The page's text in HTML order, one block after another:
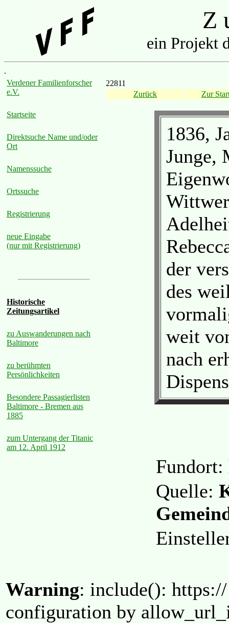
Z
ein Projekt
.
Verdener Familienforscher
e.V.
Startseite
Direktsuche Name und/oder
Ort
Namenssuche
Ortssuche
Registrierung
neue Eingabe
(nur mit Registrierung)
Historische
Zeitungsartikel
zu Auswanderungen nach
Baltimore
zu berühmten
Persönlichkeiten
Besondere Passagierlisten
Baltimore - Bremen aus
1885
zum Untergang der Titanic
am 12. April 1912
22811
Zurück
Zur
1836,
Junge,
der
des
weit
nach
Fundort:
Quelle:
Warning: include():
configuration by